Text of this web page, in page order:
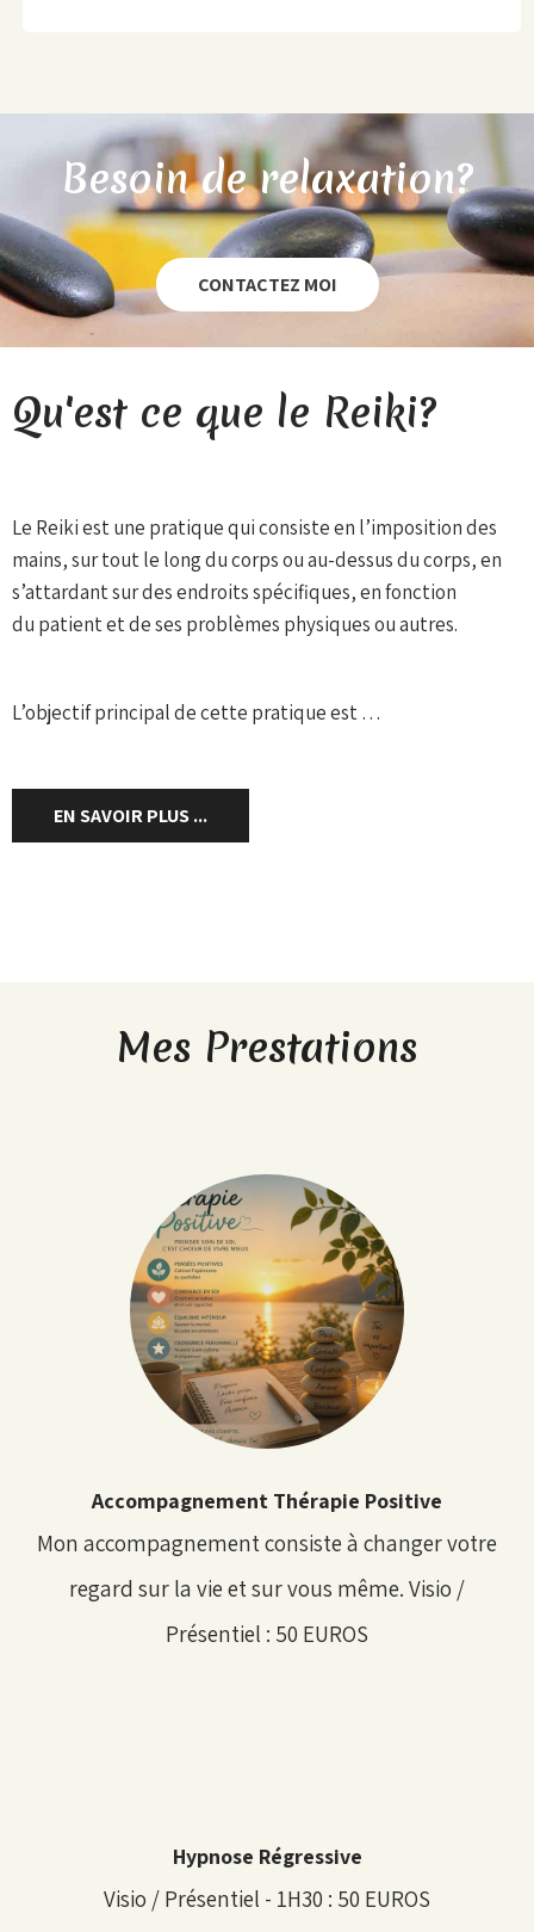
Besoin de relaxation?
CONTACTEZ MOI
Qu'est ce que le Reiki?
Le Reiki est une pratique qui consiste en l’imposition des
mains, sur tout le long du corps ou au-dessus du corps, en
s’attardant sur des endroits spécifiques, en fonction
du patient et de ses problèmes physiques ou autres.
L’objectif principal de cette pratique est …
EN SAVOIR PLUS ...
Mes Prestations
Accompagnement Thérapie Positive
Mon accompagnement consiste à changer votre
regard sur la vie et sur vous même. Visio /
Présentiel : 50 EUROS
Hypnose Régressive
Visio / Présentiel - 1H30 : 50 EUROS